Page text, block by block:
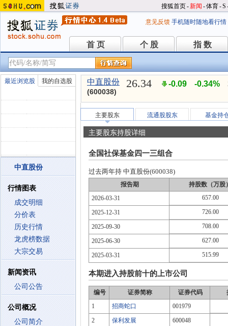
搜狐首页-新闻 -体育-S
意见反馈 手机随时随地看行情
首 页
首 页 个 股
个 股 指 数
指 数
最近浏览股 我的自选股
中直股份
行情图表
成交明细
分价表
历史行情
龙虎榜数据
大宗交易
新闻资讯
公司公告
公司概况
公司简介
中直股份
(600038)
26.34 -0.09 -0.34%
主要股东 流通股股东 基金持
主要股东持股详细
全国社保基金四一三组合
过去两年持 中直股份(600038)
报告期
持股数（万股
2026-03-31
657.00
2025-12-31 726.00
2025-09-30 708.00
2025-06-30 627.00
2025-03-31 515.99
本期进入持股前十的上市公司
编号 证券简称 证券代码
1
招商蛇口
001979
2
保利发展
600048